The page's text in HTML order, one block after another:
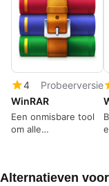
4
Probeerversie
WinRAR
Een onmisbare tool
om alle
Alternatieven voor